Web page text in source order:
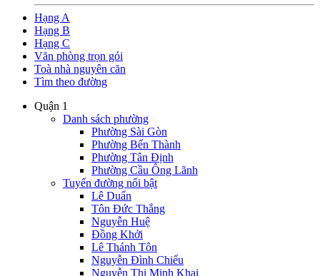
Hạng A
Hạng B
Hạng C
Văn phòng trọn gói
Toà nhà nguyên căn
Tìm theo đường
Quận 1
Danh sách phường
Phường Sài Gòn
Phường Bến Thành
Phường Tân Định
Phường Cầu Ông Lãnh
Tuyến đường nổi bật
Lê Duẩn
Tôn Đức Thắng
Nguyễn Huệ
Đồng Khởi
Lê Thánh Tôn
Nguyễn Đình Chiểu
Nguyễn Thị Minh Khai